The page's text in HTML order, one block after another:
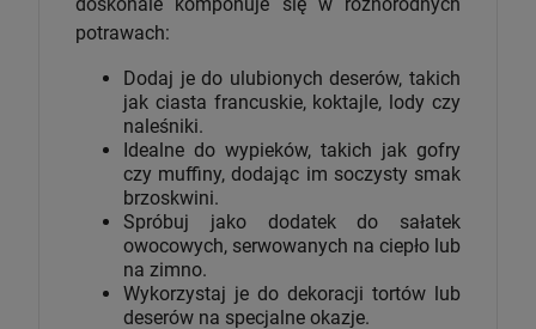
potrawach:
Dodaj je do ulubionych deserów, takich
jak ciasta francuskie, koktajle, lody czy
naleśniki.
Idealne do wypieków, takich jak gofry
czy muffiny, dodając im soczysty smak
brzoskwini.
Spróbuj jako dodatek do sałatek
owocowych, serwowanych na ciepło lub
na zimno.
Wykorzystaj je do dekoracji tortów lub
deserów na specjalne okazje.